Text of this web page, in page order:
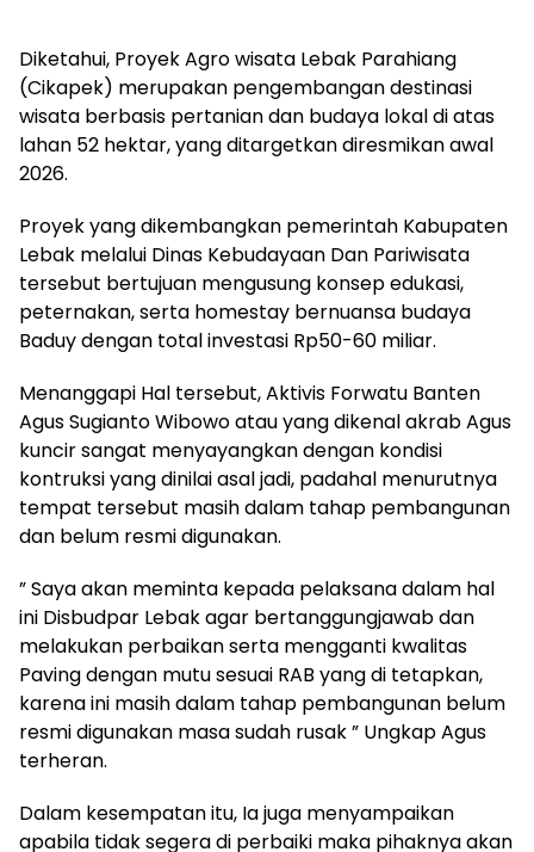
Diketahui, Proyek Agro wisata Lebak Parahiang
(Cikapek) merupakan pengembangan destinasi
wisata berbasis pertanian dan budaya lokal di atas
lahan 52 hektar, yang ditargetkan diresmikan awal
2026.
Proyek yang dikembangkan pemerintah Kabupaten
Lebak melalui Dinas Kebudayaan Dan Pariwisata
tersebut bertujuan mengusung konsep edukasi,
peternakan, serta homestay bernuansa budaya
Baduy dengan total investasi Rp50-60 miliar.
Menanggapi Hal tersebut, Aktivis Forwatu Banten
Agus Sugianto Wibowo atau yang dikenal akrab Agus
kuncir sangat menyayangkan dengan kondisi
kontruksi yang dinilai asal jadi, padahal menurutnya
tempat tersebut masih dalam tahap pembangunan
dan belum resmi digunakan.
” Saya akan meminta kepada pelaksana dalam hal
ini Disbudpar Lebak agar bertanggungjawab dan
melakukan perbaikan serta mengganti kwalitas
Paving dengan mutu sesuai RAB yang di tetapkan,
karena ini masih dalam tahap pembangunan belum
resmi digunakan masa sudah rusak ” Ungkap Agus
terheran.
Dalam kesempatan itu, Ia juga menyampaikan
apabila tidak segera di perbaiki maka pihaknya akan